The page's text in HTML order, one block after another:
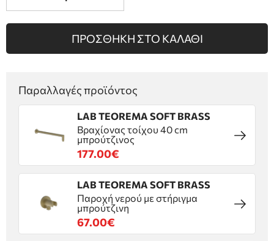
ΠΡΟΣΘΗΚΗ ΣΤΟ ΚΑΛΑΘΙ
Παραλλαγές προϊόντος
LAB TEOREMA SOFT BRASS
Βραχίονας τοίχου 40 cm
μπρούτζινος
177.00€
LAB TEOREMA SOFT BRASS
Παροχή νερού με στήριγμα
μπρούτζινη
67.00€